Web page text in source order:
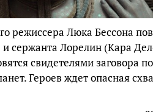
режиссера Люка Бессона
сержанта Лорелин (Кара
свидетелями заговора
Героев ждет опасная